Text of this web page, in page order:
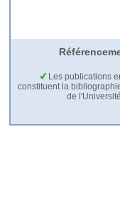
Les publications
constituent la
de